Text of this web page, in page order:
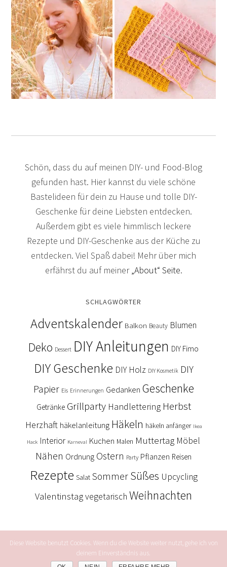
Schön, dass du auf meinen DIY- und Food-Blog
gefunden hast. Hier kannst du viele schöne
Bastelideen für dein zu Hause und tolle DIY-
Geschenke für deine Liebsten entdecken.
Außerdem gibt es viele himmlisch leckere
Rezepte und DIY-Geschenke aus der Küche zu
entdecken. Viel Spaß dabei! Mehr über mich
erfährst du auf meiner„About“ Seite.
SCHLAGWÖRTER
Adventskalender Balkon Beauty Blumen
Deko Dessert DIY Anleitungen DIY Fimo
DIY Geschenke DIY Holz DIY Kosmetik DIY
Papier Eis Erinnerungen Gedanken Geschenke
Getränke Grillparty Handlettering Herbst
Herzhaft häkelanleitung Häkeln häkeln anfänger Ikea
Hack Interior Karneval Kuchen Malen Muttertag Möbel
Nähen Ordnung Ostern Party Pflanzen Reisen
Rezepte Salat Sommer Süßes Upcycling
Valentinstagvegetarisch Weihnachten
Diese Website benutzt Cookies. Wenn du die Website weiter nutzt, gehe ich von
deinem Einverständnis aus.